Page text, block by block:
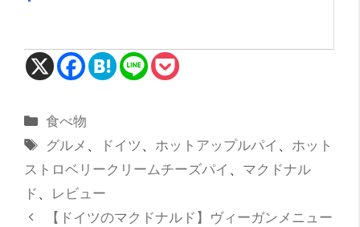
カ
テ
リ
ー
食べ物
タ
グ
グルメ 、 ドイツ、 ホットアップルパイ 、 ホット
ストロベリークリームチーズパイ 、 マクドナル
ド、 レビュー
【ドイツのマクドナルド】ヴィーガンメニュー